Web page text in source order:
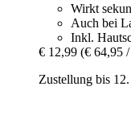
Wirkt
Auch bei
Inkl.
€ 12,99 (€ 64,95
Zustellung bis